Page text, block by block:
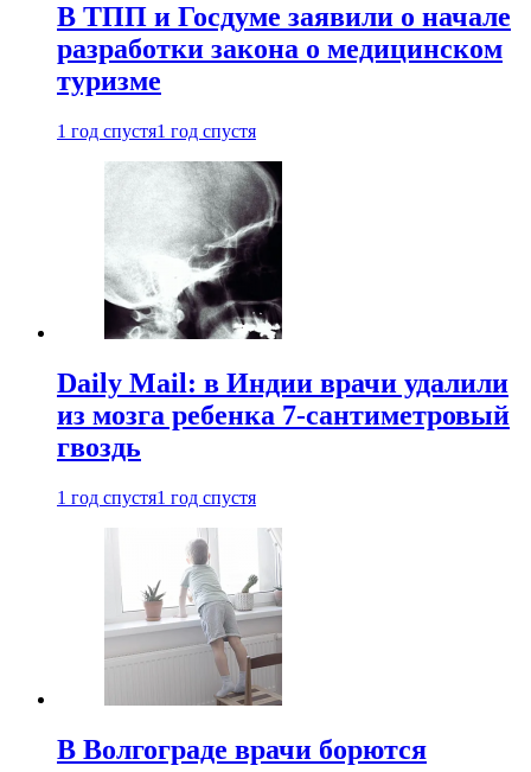
В ТПП и Госдуме заявили о начале
разработки закона о медицинском
туризме
1 год спустя1 год спустя
Daily Mail: в Индии врачи удалили
из мозга ребенка 7-сантиметровый
гвоздь
1 год спустя1 год спустя
В Волгограде врачи борются